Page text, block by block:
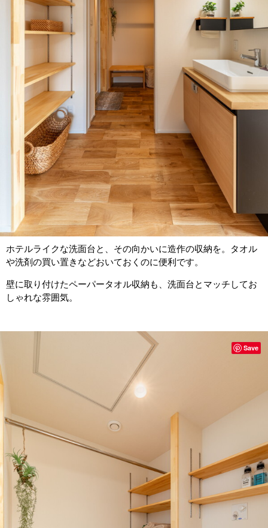
ホテルライクな洗面台と、その向かいに造作の収納を。タオル
や洗剤の買い置きなどおいておくのに便利です。
壁に取り付けたペーパータオル収納も、洗面台とマッチしてお
しゃれな雰囲気。
Save